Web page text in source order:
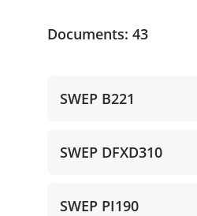
Documents: 43
SWEP B221
SWEP DFXD310
SWEP PI190